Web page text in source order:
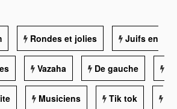
Rondes et jolies Juifs en
Vazaha De gauche
Musiciens Tik tok